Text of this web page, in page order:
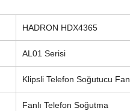
HADRON HDX4365
AL01 Serisi
Klipsli Telefon Soğutucu Fan
Fanlı Telefon Soğutma